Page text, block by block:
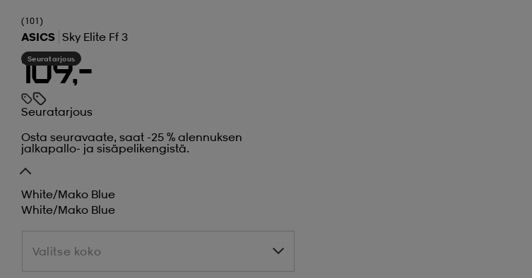
(101)
ASICS Sky Elite Ff 3
Seuratarjous
109,-
Seuratarjous
Osta seuravaate, saat -25 % alennuksen
jalkapallo- ja sisäpelikengistä.
White/mako Blue
White/mako Blue
Valitse koko
Valitse koko